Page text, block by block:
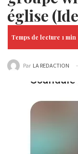
église
Par LA REDACTION